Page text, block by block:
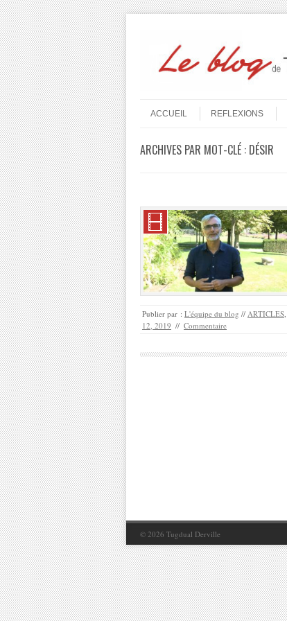
Menu
ACCUEIL
REFLEXIONS
ARCHIVES PAR MOT-CLÉ : DÉSIR
Publier par : L'équipe du blog // ARTICLES
12, 2019 // Commentaire
© 2026 Tugdual Derville